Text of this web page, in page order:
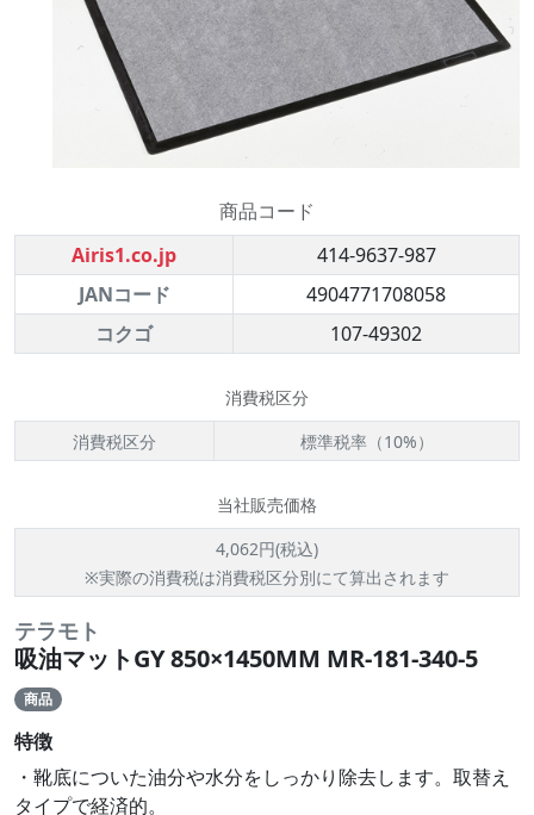
商品コード
Airis1.co.jp
414-9637-987
JANコード
4904771708058
コクゴ
107-49302
消費税区分
消費税区分
標準税率（10%）
当社販売価格
4,062円(税込)
※実際の消費税は消費税区分別にて算出されます
テラモト
吸油マットGY 850×1450MM MR-181-340-5
商品
特徴
・靴底についた油分や水分をしっかり除去します。取替え
タイプで経済的。